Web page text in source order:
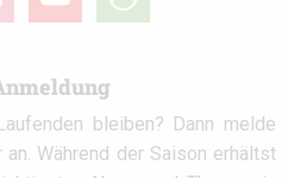
circle
bleiben? Dann melde
Während der Saison erhältst